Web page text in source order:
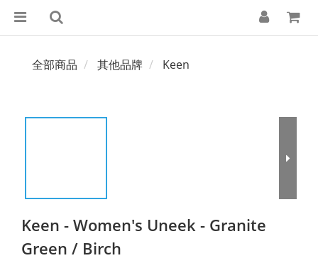
全部商品 其他品牌 Keen
Keen - Women's Uneek - Granite
Green / Birch